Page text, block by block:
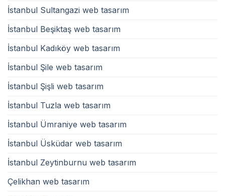
İstanbul Sultangazi web tasarım
İstanbul Beşiktaş web tasarım
İstanbul Kadıköy web tasarım
İstanbul Şile web tasarım
İstanbul Şişli web tasarım
İstanbul Tuzla web tasarım
İstanbul Ümraniye web tasarım
İstanbul Üsküdar web tasarım
İstanbul Zeytinburnu web tasarım
Çelikhan web tasarım